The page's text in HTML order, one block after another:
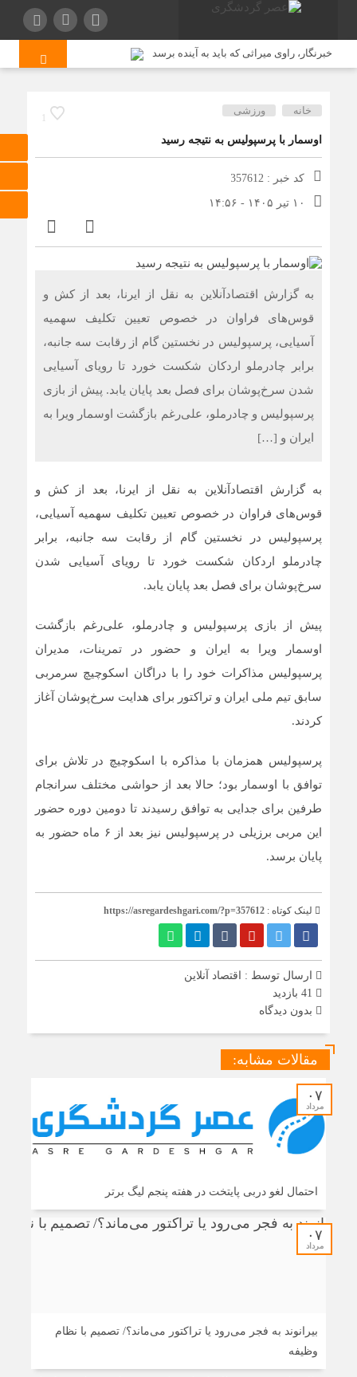
خبرنگار، راوی میراثی که باید به آینده برسد
۵.۱ درصدی شمار گردشگران در برابر افزایش هزینه‌کرد
ماربیا برای خانواده‌ها؛ راهنمای سفر، تفریح کودکان و زندگی در
جنوب اسپانیا
جمعی از مدیران فرهنگی و هنری از استاد حسین خواجه‌امیری
عیادت کردند/ حق‌شناس: «پهلوان آواز ایران» شایسته‌ترین
توصیف برای استاد ایرج است
وقتی مایکروسافت اپل را نجات داد / توافقی که ساخت آیفون
را ممکن کرد
تمام شهرهای بزرگ ایتالیا در وضعیت هشدار قرمز قرار گرفتند/
موج گرمای بی‌سابقه، گردشگری و زیرساخت‌های اروپا را تحت
است
منفرد: داروخانه‌ها از وعده‌ها بریده‌اند
عرضه‌های اولیه امسال، 10 تایی می‌شوند
ثبت بالاترین رکورد تاریخی برای 3 شاخص بورس و فرابورس
1
خانه ورزشی
اوسمار با پرسپولیس به نتیجه رسید
کد خبر : 357612
۱۰ تیر ۱۴۰۵ - ۱۴:۵۶
به گزارش اقتصادآنلاین به نقل از ایرنا، بعد از کش و
قوس‌های فراوان در خصوص تعیین تکلیف سهمیه
آسیایی، پرسپولیس در نخستین گام از رقابت سه جانبه،
برابر چادرملو اردکان شکست خورد تا رویای آسیایی
شدن سرخ‌پوشان برای فصل بعد پایان یابد. پیش از بازی
پرسپولیس و چادرملو، علی‌رغم بازگشت اوسمار ویرا به
ایران و […]
به گزارش اقتصادآنلاین به نقل از ایرنا، بعد از کش و
قوس‌های فراوان در خصوص تعیین تکلیف سهمیه آسیایی،
پرسپولیس در نخستین گام از رقابت سه جانبه، برابر
چادرملو اردکان شکست خورد تا رویای آسیایی شدن
سرخ‌پوشان برای فصل بعد پایان یابد.
پیش از بازی پرسپولیس و چادرملو، علی‌رغم بازگشت
اوسمار ویرا به ایران و حضور در تمرینات، مدیران
پرسپولیس مذاکرات خود را با دراگان اسکوچیچ سرمربی
سابق تیم ملی ایران و تراکتور برای هدایت سرخ‌پوشان آغاز
کردند.
پرسپولیس همزمان با مذاکره با اسکوچیچ در تلاش برای
توافق با اوسمار بود؛ حالا بعد از حواشی مختلف سرانجام
طرفین برای جدایی به توافق رسیدند تا دومین دوره حضور
این مربی برزیلی در پرسپولیس نیز بعد از ۶ ماه حضور به
پایان برسد.
لینک کوتاه : https://asregardeshgari.com/?p=357612
ارسال توسط : اقتصاد آنلاین
بدون دیدگاه
مقالات مشابه:
۰۷
مرداد
احتمال لغو دربی پایتخت در هفته پنجم لیگ برتر
۰۷
مرداد
بیرانوند به فجر می‌رود یا تراکتور می‌ماند؟/ تصمیم با نظام
وظیفه